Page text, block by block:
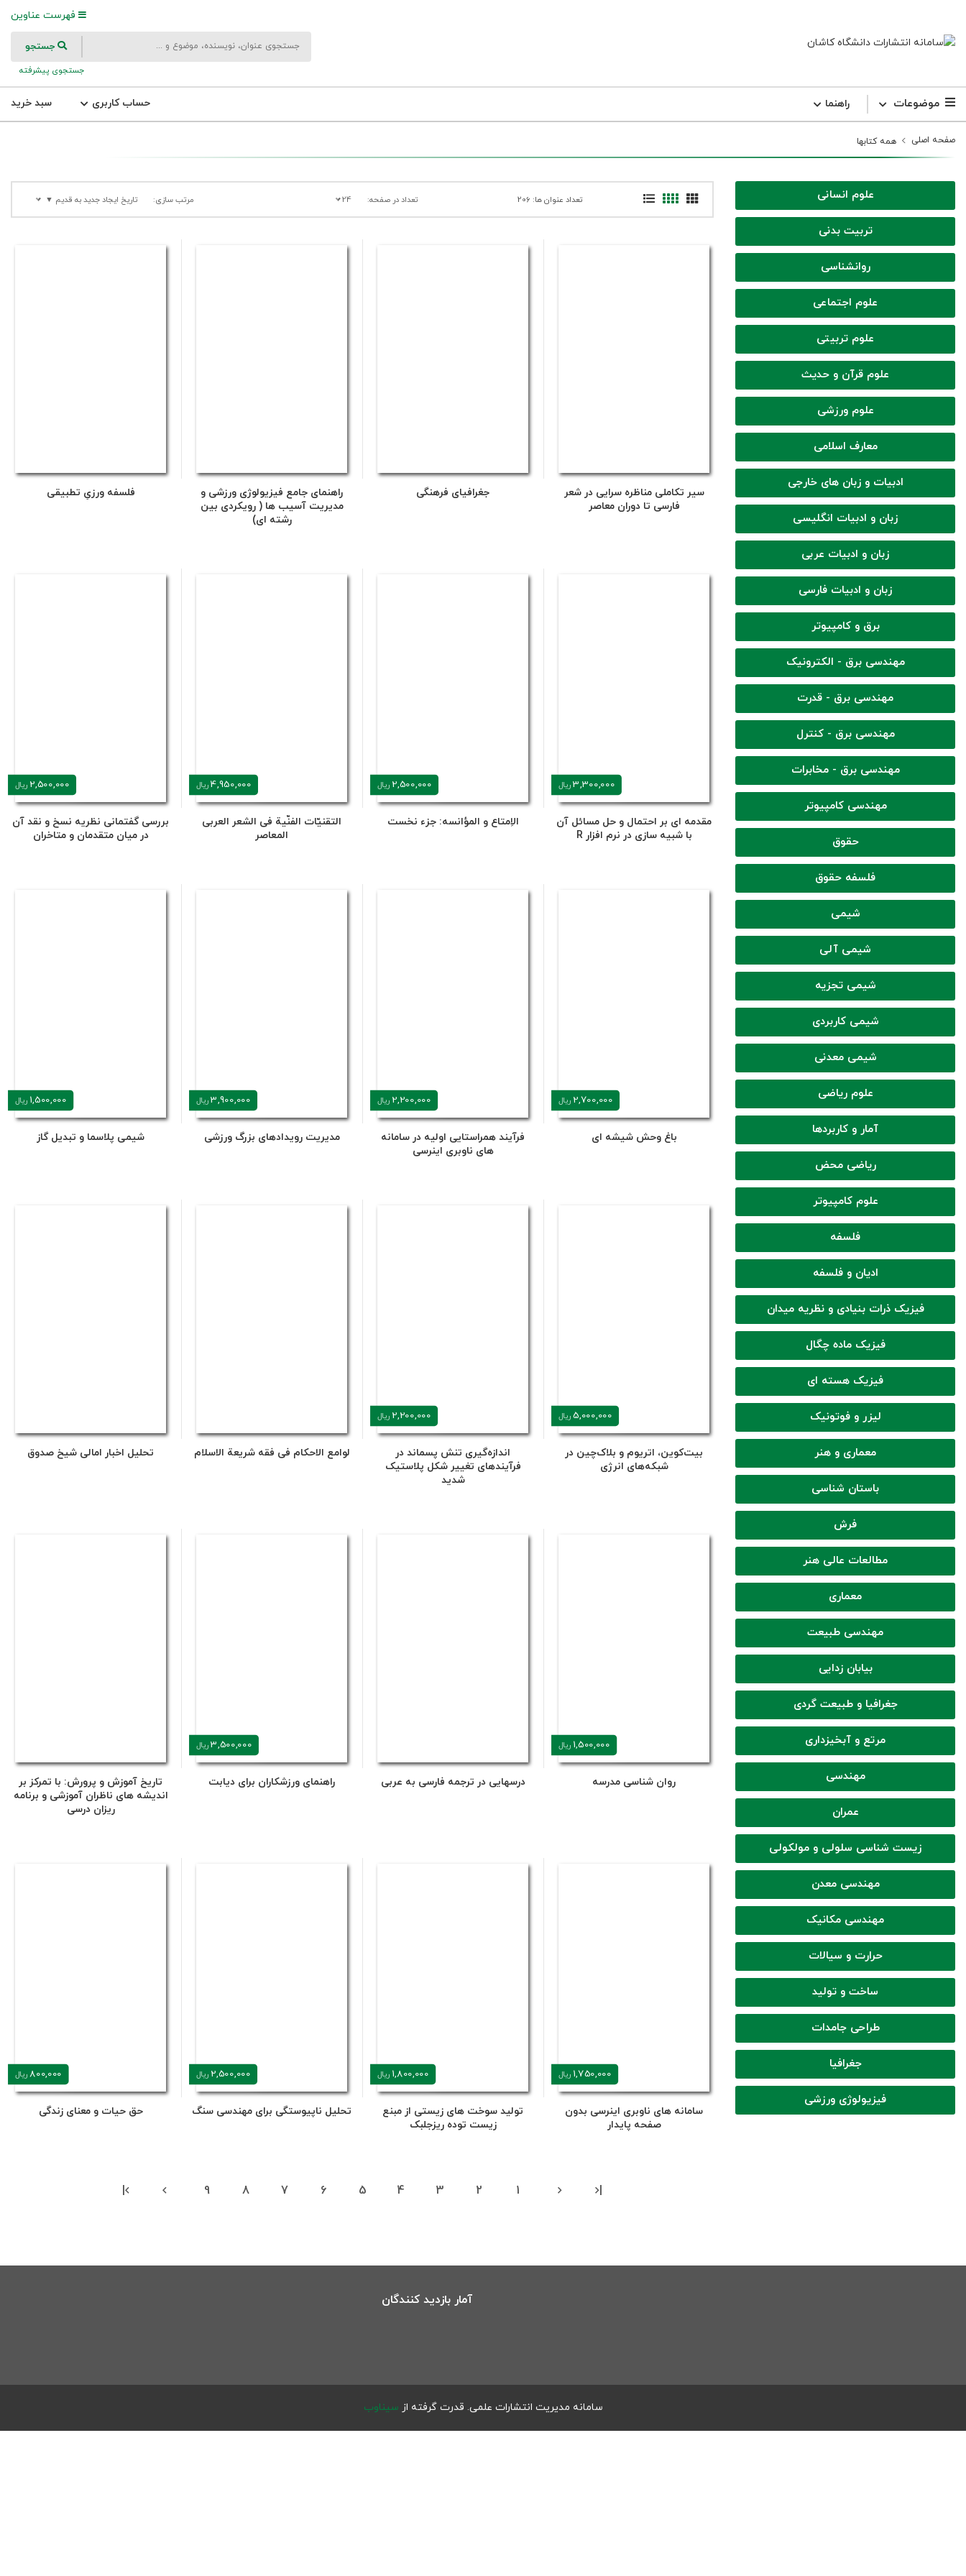
فهرست عناوین
جستجو
جستجوی پیشرفته
موضوعات راهنما حساب کاربری سبد خرید
صفحه اصلی همه کتابها
علوم انسانی
تربیت بدنی
روانشناسی
علوم اجتماعی
علوم تربیتی
علوم قرآن و حدیث
علوم ورزشی
معارف اسلامی
ادبیات و زبان های خارجی
زبان و ادبیات انگلیسی
زبان و ادبیات عربی
زبان و ادبیات فارسی
برق و کامپیوتر
مهندسی برق - الکترونیک
مهندسی برق - قدرت
مهندسی برق - کنترل
مهندسی برق - مخابرات
مهندسی کامپیوتر
حقوق
فلسفه حقوق
شیمی
شیمی آلی
شیمی تجزیه
شیمی کاربردی
شیمی معدنی
علوم ریاضی
آمار و کاربردها
ریاضی محض
علوم کامپیوتر
فلسفه
ادیان و فلسفه
فیزیک ذرات بنیادی و نظریه میدان
فیزیک ماده چگال
فیزیک هسته ای
لیزر و فوتونیک
معماری و هنر
باستان شناسی
فرش
مطالعات عالی هنر
معماری
مهندسی طبیعت
بیابان زدایی
جغرافیا و طبیعت گردی
مرتع و آبخیزداری
مهندسی
عمران
زیست شناسی سلولی و مولکولی
مهندسی معدن
مهندسی مکانیک
حرارت و سیالات
ساخت و تولید
طراحی جامدات
جغرافیا
فیزیولوژی ورزشی
تعداد عنوان ها: 206 تعداد در صفحه: 24 مرتب سازی: تاریخ ایجاد جدید به قدیم ▼
سیر تکاملی مناظره سرایی در شعر
فارسی تا دوران معاصر
جغرافیای فرهنگی
راهنمای جامع فیزیولوژی ورزشی و
مدیریت آسیب ها ( رویکردی بین
رشته ای)
فلسفه ورزیِ تطبیقی
3,300,000ریال
مقدمه ای بر احتمال و حل مسائل آن
با شبیه سازی در نرم افزار R
2,500,000 ریال
الاِمتاع و المؤانسه: جزء نخست
4,950,000ریال
التقنیّات الفنّیة فی الشعر العربی
المعاصر
2,500,000 ریال
بررسی گفتمانی نظریه نسخ و نقد آن
در میان متقدمان و متاخران
2,700,000 ریال
باغ وحش شیشه ای
2,200,000 ریال
فرآیند همراستایی اولیه در سامانه
های ناوبری اینرسی
3,900,000ریال
مدیریت رویدادهای بزرگ ورزشی
1,500,000 ریال
شیمی پلاسما و تبدیل گاز
5,000,000ریال
بیت‌کوین، اتریوم و بلاک‌چین در
شبکه‌های انرژی
2,200,000 ریال
اندازه‌گیری تنش پسماند در
فرآیندهای تغییر شکل پلاستیک
شدید
لوامع الاحکام فی فقه شریعة الاسلام تحلیل اخبار امالی شیخ صدوق
1,500,000 ریال
روان شناسی مدرسه درسهایی در ترجمه فارسی به عربی
3,500,000ریال
راهنمای ورزشکاران برای دیابت
تاریخ آموزش و پرورش: با تمرکز بر
اندیشه های ناظران آموزشی و برنامه
ریزان درسی
1,750,000 ریال
سامانه های ناوبری اینرسی بدون
صفحه پایدار
1,800,000 ریال
تولید سوخت های زیستی از مبنع
زیست توده ریزجلبک
2,500,000 ریال
تحلیل ناپیوستگی برای مهندسی سنگ
800,000ریال
حق حیات و معنای زندگی
1
2
3
4
5
6
7
8
9
آمار بازدید کنندگان
سامانه مدیریت انتشارات علمی. قدرت گرفته از سیناوب